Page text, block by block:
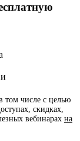
том числе с целью
скидках,
вебинарах на